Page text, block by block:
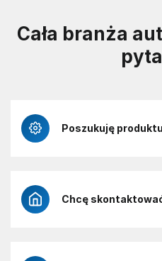
Cała branża
Poszukuję
Chcę